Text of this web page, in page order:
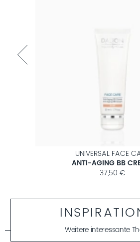
UNIVERSAL FACE
ANTI-AGING BB
37,50 €
Weitere interessante